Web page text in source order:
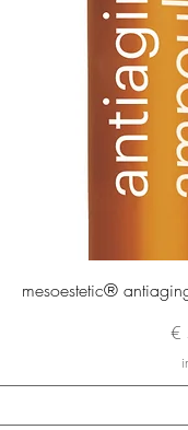
mesoestetic®
€